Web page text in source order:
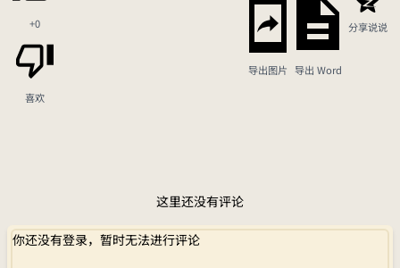
+0
喜欢
导出图片 导出 Word
分享说说
这里还没有评论
你还没有登录，暂时无法进行评论